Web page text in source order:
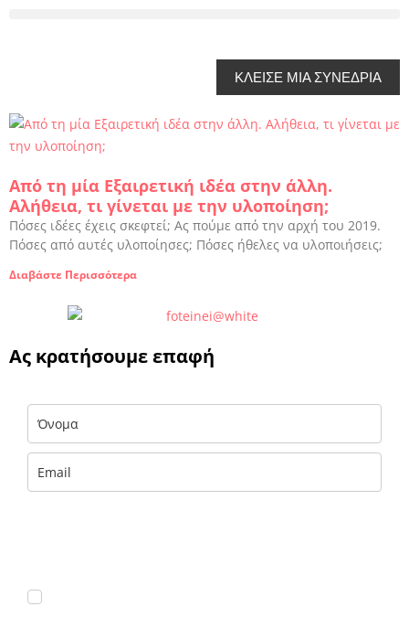
ΚΛΕΙΣΕ ΜΙΑ ΣΥΝΕΔΡΙΑ
Από τη μία Εξαιρετική ιδέα στην άλλη.
Αλήθεια, τι γίνεται με την υλοποίηση;
Πόσες ιδέες έχεις σκεφτεί; Ας πούμε από την αρχή του 2019.
Πόσες από αυτές υλοποίησες; Πόσες ήθελες να υλοποιήσεις;
Διαβάστε Περισσότερα
Ας κρατήσουμε επαφή